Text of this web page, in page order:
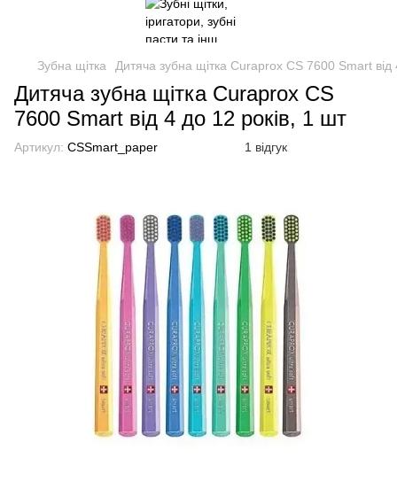
Зубна щітка Дитяча зубна щітка Curaprox CS 7600 Smart від
Дитяча зубна щітка Curaprox CS
7600 Smart від 4 до 12 років, 1 шт
Артикул: CSSmart_paper 1 відгук